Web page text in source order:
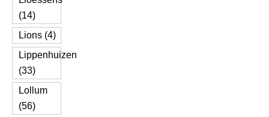
(14)
Lions (4)
Lippenhuizen
(33)
Lollum
(56)